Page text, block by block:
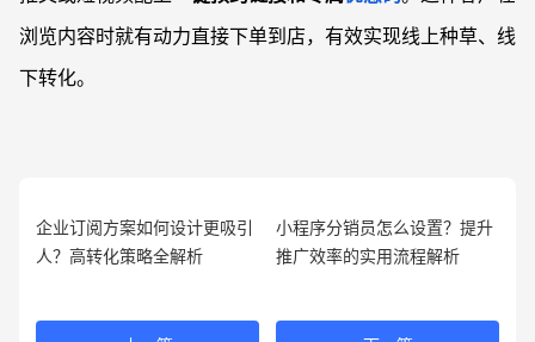
浏览内容时就有动力直接下单到店，有效实现线上种草、线
下转化。
企业订阅方案如何设计更吸引
人？高转化策略全解析
小程序分销员怎么设置？提升
推广效率的实用流程解析